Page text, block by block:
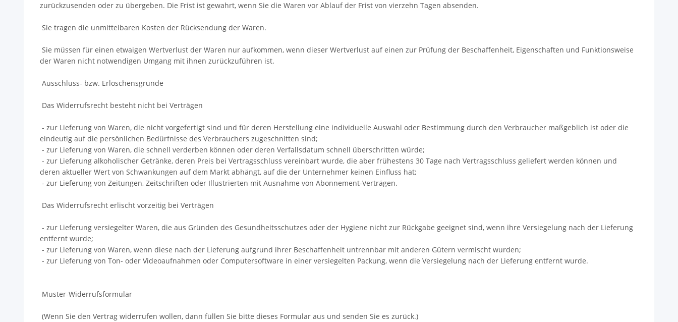
zurückzusenden oder zu übergeben. Die Frist ist gewahrt, wenn Sie die Waren vor Ablauf der Frist von vierzehn Tagen absenden.
Sie tragen die unmittelbaren Kosten der Rücksendung der Waren.
Sie müssen für einen etwaigen Wertverlust der Waren nur aufkommen, wenn dieser Wertverlust auf einen zur Prüfung der Beschaffenheit, Eigenschaften und Funktionsweise
der Waren nicht notwendigen Umgang mit ihnen zurückzuführen ist.
Ausschluss- bzw. Erlöschensgründe
Das Widerrufsrecht besteht nicht bei Verträgen
- zur Lieferung von Waren, die nicht vorgefertigt sind und für deren Herstellung eine individuelle Auswahl oder Bestimmung durch den Verbraucher maßgeblich ist oder die
eindeutig auf die persönlichen Bedürfnisse des Verbrauchers zugeschnitten sind;
- zur Lieferung von Waren, die schnell verderben können oder deren Verfallsdatum schnell überschritten würde;
- zur Lieferung alkoholischer Getränke, deren Preis bei Vertragsschluss vereinbart wurde, die aber frühestens 30 Tage nach Vertragsschluss geliefert werden können und
deren aktueller Wert von Schwankungen auf dem Markt abhängt, auf die der Unternehmer keinen Einfluss hat;
- zur Lieferung von Zeitungen, Zeitschriften oder Illustrierten mit Ausnahme von Abonnement-Verträgen.
Das Widerrufsrecht erlischt vorzeitig bei Verträgen
- zur Lieferung versiegelter Waren, die aus Gründen des Gesundheitsschutzes oder der Hygiene nicht zur Rückgabe geeignet sind, wenn ihre Versiegelung nach der Lieferung
entfernt wurde;
- zur Lieferung von Waren, wenn diese nach der Lieferung aufgrund ihrer Beschaffenheit untrennbar mit anderen Gütern vermischt wurden;
- zur Lieferung von Ton- oder Videoaufnahmen oder Computersoftware in einer versiegelten Packung, wenn die Versiegelung nach der Lieferung entfernt wurde.
Muster-Widerrufsformular
(Wenn Sie den Vertrag widerrufen wollen, dann füllen Sie bitte dieses Formular aus und senden Sie es zurück.)